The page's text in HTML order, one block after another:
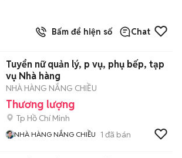
Bấm để hiện số Chat
Tuyển nữ quản lý, p vụ, phụ bếp, tạp
vụ Nhà hàng
NHÀ HÀNG NẮNG CHIỀU
Thương lượng
Tp Hồ Chí Minh
NHÀ HÀNG NẮNG CHIỀU 1 đã bán